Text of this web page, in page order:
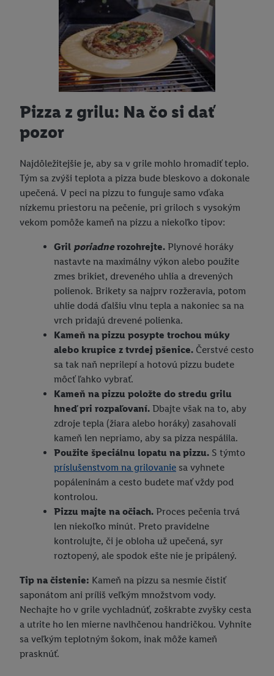
Pizza z grilu: Na čo si dať
pozor
Najdôležitejšie je, aby sa v grile mohlo hromadiť teplo.
Tým sa zvýši teplota a pizza bude bleskovo a dokonale
upečená. V peci na pizzu to funguje samo vďaka
nízkemu priestoru na pečenie, pri griloch s vysokým
vekom pomôže kameň na pizzu a niekoľko tipov:
Gril poriadne rozohrejte. Plynové horáky
nastavte na maximálny výkon alebo použite
zmes brikiet, dreveného uhlia a drevených
polienok. Brikety sa najprv rozžeravia, potom
uhlie dodá ďalšiu vlnu tepla a nakoniec sa na
vrch pridajú drevené polienka.
Kameň na pizzu posypte trochou múky
alebo krupice z tvrdej pšenice. Čerstvé cesto
sa tak naň neprilepí a hotovú pizzu budete
môcť ľahko vybrať.
Kameň na pizzu položte do stredu grilu
hneď pri rozpaľovaní. Dbajte však na to, aby
zdroje tepla (žiara alebo horáky) zasahovali
kameň len nepriamo, aby sa pizza nespálila.
Použite špeciálnu lopatu na pizzu. S týmto
príslušenstvom na grilovanie sa vyhnete
popáleninám a cesto budete mať vždy pod
kontrolou.
Pizzu majte na očiach. Proces pečenia trvá
len niekoľko minút. Preto pravidelne
kontrolujte, či je obloha už upečená, syr
roztopený, ale spodok ešte nie je pripálený.
Tip na čistenie: Kameň na pizzu sa nesmie čistiť
saponátom ani príliš veľkým množstvom vody.
Nechajte ho v grile vychladnúť, zoškrabte zvyšky cesta
a utrite ho len mierne navlhčenou handričkou. Vyhnite
sa veľkým teplotným šokom, inak môže kameň
prasknúť.